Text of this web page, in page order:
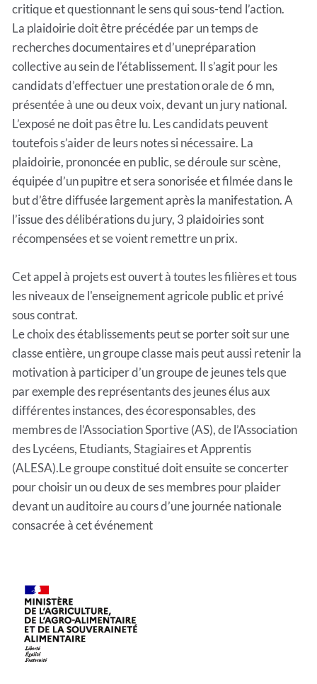
critique et questionnant le sens qui sous-tend l’action.
La plaidoirie doit être précédée par un temps de
recherches documentaires et d’unepréparation
collective au sein de l’établissement. Il s’agit pour les
candidats d’effectuer une prestation orale de 6 mn,
présentée à une ou deux voix, devant un jury national.
L’exposé ne doit pas être lu. Les candidats peuvent
toutefois s’aider de leurs notes si nécessaire. La
plaidoirie, prononcée en public, se déroule sur scène,
équipée d’un pupitre et sera sonorisée et filmée dans le
but d’être diffusée largement après la manifestation. A
l’issue des délibérations du jury, 3 plaidoiries sont
récompensées et se voient remettre un prix.
Cet appel à projets est ouvert à toutes les filières et tous
les niveaux de l'enseignement agricole public et privé
sous contrat.
Le choix des établissements peut se porter soit sur une
classe entière, un groupe classe mais peut aussi retenir la
motivation à participer d’un groupe de jeunes tels que
par exemple des représentants des jeunes élus aux
différentes instances, des écoresponsables, des
membres de l’Association Sportive (AS), de l’Association
des Lycéens, Etudiants, Stagiaires et Apprentis
(ALESA).Le groupe constitué doit ensuite se concerter
pour choisir un ou deux de ses membres pour plaider
devant un auditoire au cours d’une journée nationale
consacrée à cet événement